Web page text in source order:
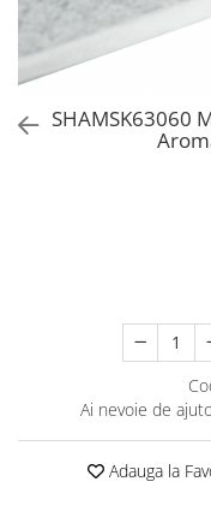
Orijen
Platinum
Prestige
Hrana umeda
Recompense caini
Custi si Genti de
Diete veterinare
Hainute
Inghetata
SHAMSK63060
Ai nevoie de
Adauga la